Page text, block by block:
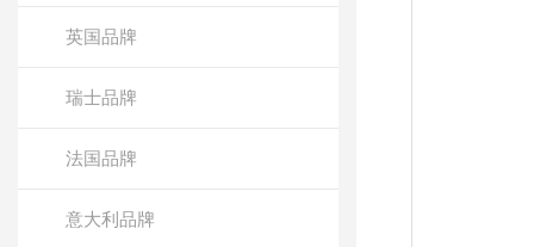
英国品牌
瑞士品牌
法国品牌
意大利品牌